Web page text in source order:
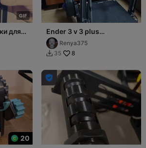
GIF
для
Ender 3 v 3 plus
Держатель датчика
филамента .
Renya375
 35 8
20
